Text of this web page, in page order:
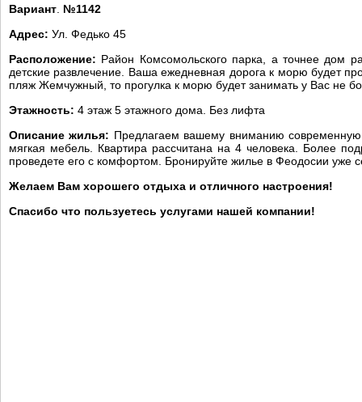
Вариант №1142
Адрес: Ул. Федько 45
Расположение: Район Комсомольского парка, а точнее дом
детские развлечение. Ваша ежедневная дорога к морю будет
пляж Жемчужный, то прогулка к морю будет занимать у Вас не
Этажность: 4 этаж 5 этажного дома. Без лифта
Описание жилья: Предлагаем вашему вниманию современную
мягкая мебель. Квартира рассчитана на 4 человека. Более
проведете его с комфортом. Бронируйте жилье в Феодосии
Желаем Вам хорошего отдыха и отличного настроения!
Спасибо что пользуетесь услугами нашей компании!